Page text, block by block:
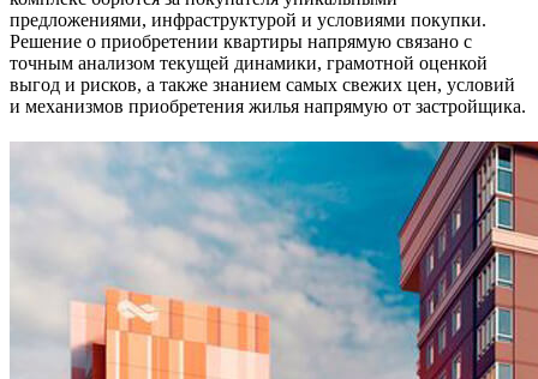
предложениями, инфраструктурой и условиями покупки.
Решение о приобретении квартиры напрямую связано с
точным анализом текущей динамики, грамотной оценкой
выгод и рисков, а также знанием самых свежих цен, условий
и механизмов приобретения жилья напрямую от застройщика.